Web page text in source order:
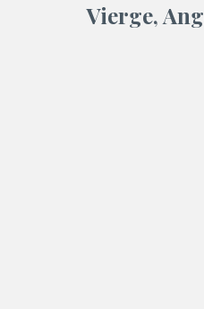
Vierge,